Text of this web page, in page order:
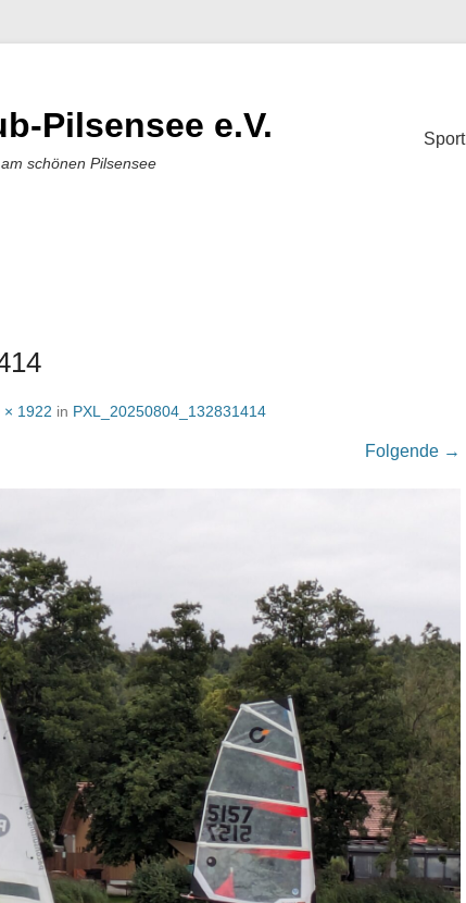
Pilsensee e.V.
schönen Pilsensee
Sport
× 1922 in PXL_20250804_132831414
Folgende →